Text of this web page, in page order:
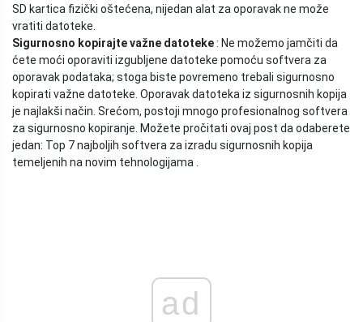
SD kartica fizički oštećena, nijedan alat za oporavak ne može
vratiti datoteke.
Sigurnosno kopirajte važne datoteke: Ne možemo jamčiti da
ćete moći oporaviti izgubljene datoteke pomoću softvera za
oporavak podataka; stoga biste povremeno trebali sigurnosno
kopirati važne datoteke. Oporavak datoteka iz sigurnosnih kopija
je najlakši način. Srećom, postoji mnogo profesionalnog softvera
za sigurnosno kopiranje. Možete pročitati ovaj post da odaberete
jedan: Top 7 najboljih softvera za izradu sigurnosnih kopija
temeljenih na novim tehnologijama .
ad